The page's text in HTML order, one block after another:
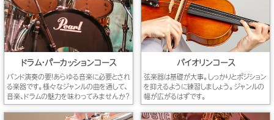
ドラム・パーカッションコース
バンド演奏の要！あらゆる音楽に必要とされ
る楽器です。様々なジャンルの曲を通して、
音楽、ドラムの魅力を味わってみませんか？
バイオリンコース
弦楽器は基礎が大事。しっかりとポジション
を抑えるように練習しましょう。ジャンルの
幅が広がるはずです。